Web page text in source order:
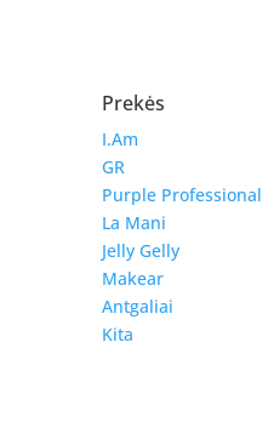
Prekės
I.Am
GR
Purple Professional
La Mani
Jelly Gelly
Makear
Antgaliai
Kita